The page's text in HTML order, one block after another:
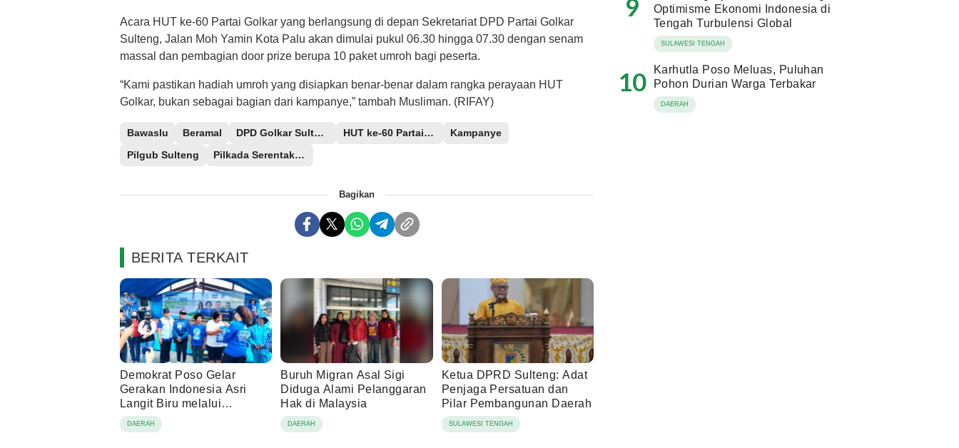
Acara HUT ke-60 Partai Golkar yang berlangsung di depan Sekretariat DPD Partai Golkar
Sulteng, Jalan Moh Yamin Kota Palu akan dimulai pukul 06.30 hingga 07.30 dengan senam
massal dan pembagian door prize berupa 10 paket umroh bagi peserta.
“Kami pastikan hadiah umroh yang disiapkan benar-benar dalam rangka perayaan HUT
Golkar, bukan sebagai bagian dari kampanye,” tambah Musliman. (RIFAY)
Bawaslu Beramal DPD Golkar Sulteng HUT ke-60 Partai Golkar
Kampanye
Pilgub Sulteng
Pilkada Serentak 2024
Bagikan
BERITA TERKAIT
Demokrat Poso Gelar
Gerakan Indonesia Asri
Langit Biru melalui
Pembagian Sembako
DAERAH
Buruh Migran Asal Sigi
Diduga Alami Pelanggaran
Hak di Malaysia
DAERAH
Ketua DPRD Sulteng: Adat
Penjaga Persatuan dan
Pilar Pembangunan Daerah
SULAWESI TENGAH
9
Optimisme Ekonomi Indonesia di
Tengah Turbulensi Global
SULAWESI TENGAH
10
Karhutla Poso Meluas, Puluhan
Pohon Durian Warga Terbakar
DAERAH